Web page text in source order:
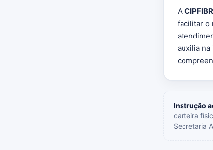
A
facilitar o
auxilia na
Instrução
carteira
Secretaria